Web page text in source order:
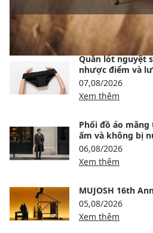
BÀI VIẾT NỔI BẬT
Quần lót nguyệt
nhược điểm và
07,08/2026
Xem thêm
Phối đồ áo
ấm và không bị
06,08/2026
Xem thêm
MUJOSH 16th
05,08/2026
Xem thêm